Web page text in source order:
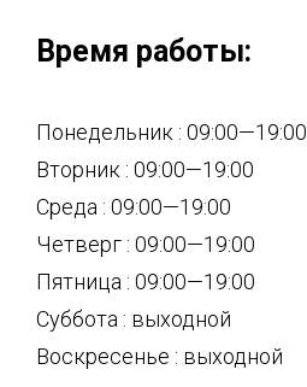
Время работы:
Понедельник : 09:00—19:00
Вторник : 09:00—19:00
Среда : 09:00—19:00
Четверг : 09:00—19:00
Пятница : 09:00—19:00
Суббота : выходной
Воскресенье : выходной